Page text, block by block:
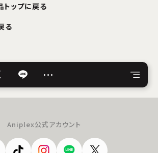
トップに戻る
る
…
Aniplex公式アカウント